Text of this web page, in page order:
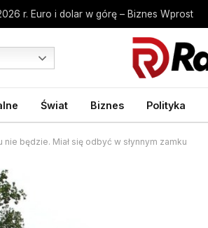
r. Euro i dolar w górę – Biznes Wprost
Świat Biznes Polityka
będzie. Miał się odbyć w słynnym zamku